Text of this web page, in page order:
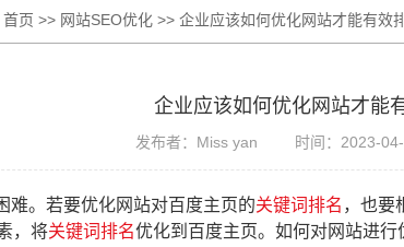
首页 >> 网站SEO优化 >> 企业应该如何优化网站才能有效
企业应该如何优化网站才能
发布者：Miss yan 时间：2023-
难。若要优化网站对百度主页的关键词排名 ，也要
，将关键词排名优化到百度主页。如何对网站进行